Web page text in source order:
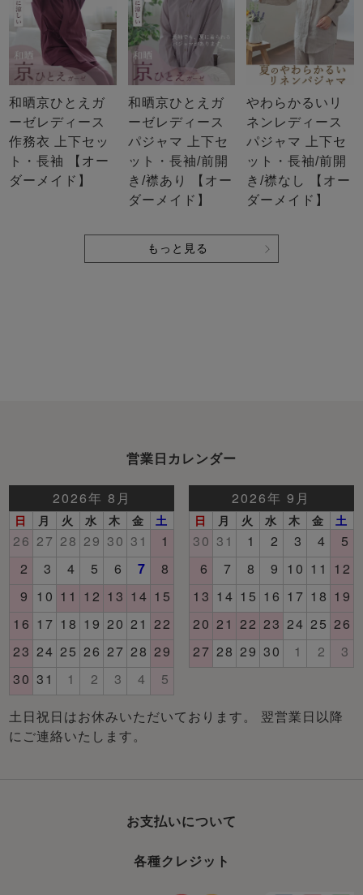
和晒京ひとえガ
ーゼレディース
作務衣 上下セッ
ト・長袖 【オー
ダーメイド】
和晒京ひとえガ
ーゼレディース
パジャマ 上下セ
ット・長袖/前開
き/襟あり 【オー
ダーメイド】
やわらかるいリ
ネンレディース
パジャマ 上下セ
ット・長袖/前開
き/襟なし 【オー
ダーメイド】
もっと見る
営業日カレンダー
土日祝日はお休みいただいております。 翌営業日以降
にご連絡いたします。
お支払いについて
各種クレジット